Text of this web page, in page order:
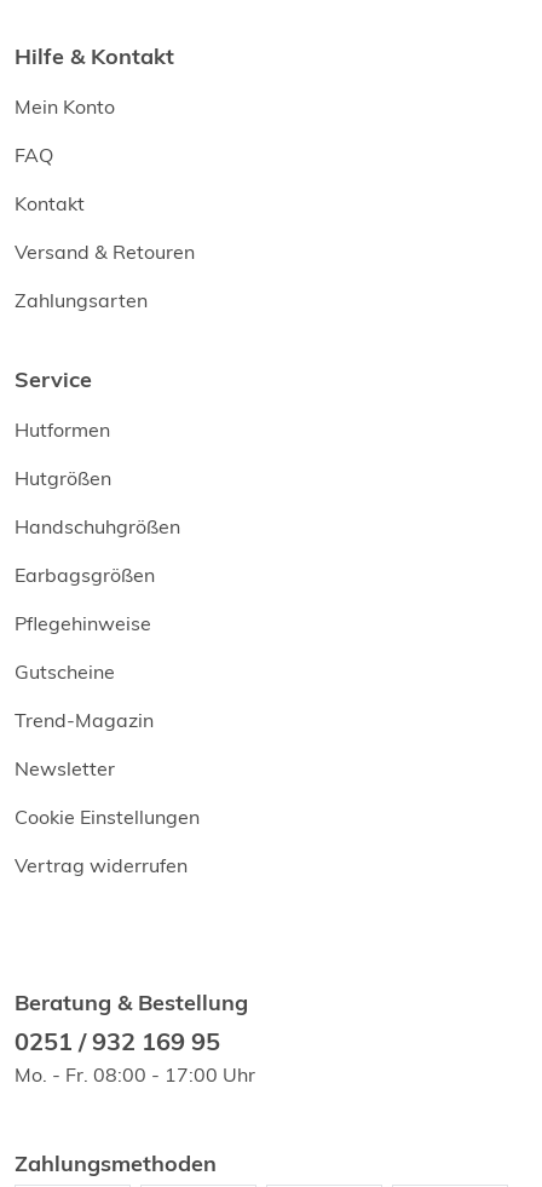
Hilfe & Kontakt
Mein Konto
FAQ
Kontakt
Versand & Retouren
Zahlungsarten
Service
Hutformen
Hutgrößen
Handschuhgrößen
Earbagsgrößen
Pflegehinweise
Gutscheine
Trend-Magazin
Newsletter
Cookie Einstellungen
Vertrag widerrufen
Beratung & Bestellung
0251 / 932 169 95
Mo. - Fr. 08:00 - 17:00 Uhr
Zahlungsmethoden